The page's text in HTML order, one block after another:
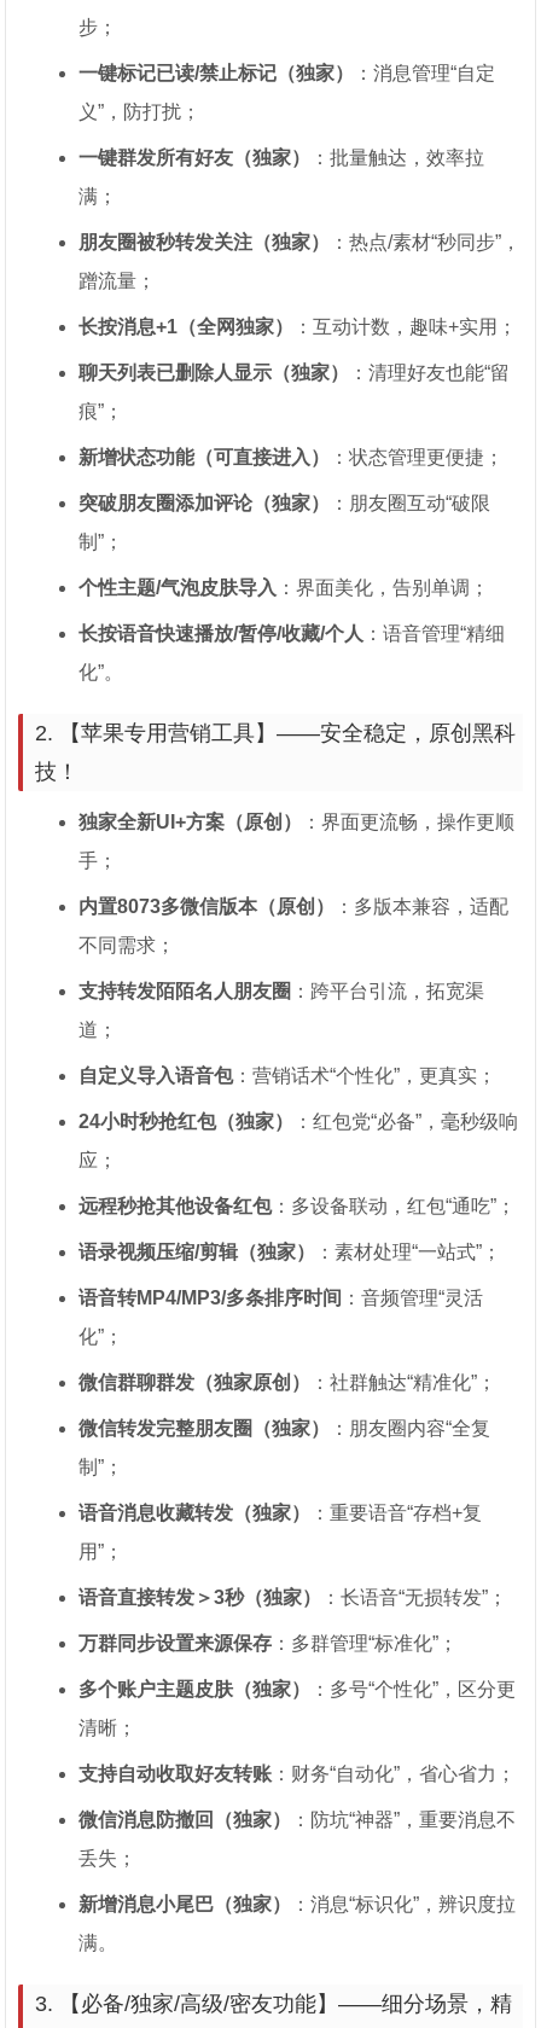
步；
一键标记已读/禁止标记（独家）
：消息管理“自定
义”，防打扰；
一键群发所有好友（独家）
：批量触达，效率拉
满；
朋友圈被秒转发关注（独家）
：热点/素材“秒同步”，
蹭流量；
长按消息+1（全网独家） ：互动计数，趣味+实用；
聊天列表已删除人显示（独家）
：清理好友也能“留
痕”；
新增状态功能（可直接进入） ：状态管理更便捷；
突破朋友圈添加评论（独家）
：朋友圈互动“破限
制”；
个性主题/气泡皮肤导入 ：界面美化，告别单调；
长按语音快速播放/暂停/收藏/个人 ：语音管理“精细
化”。
2. 【苹果专用营销工具】——安全稳定，原创黑科
技！
独家全新UI+方案（原创）
：界面更流畅，操作更顺
手；
内置8073多微信版本（原创）
：多版本兼容，适配
不同需求；
支持转发陌陌名人朋友圈 ：跨平台引流，拓宽渠
道；
自定义导入语音包：营销话术“个性化”，更真实；
24小时秒抢红包（独家）
：红包党“必备”，毫秒级响
应；
远程秒抢其他设备红包：多设备联动，红包“通吃”；
语录视频压缩/剪辑（独家） ：素材处理“一站式”；
语音转MP4/MP3/多条排序时间 ：音频管理“灵活
化”；
微信群聊群发（独家原创） ：社群触达“精准化”；
微信转发完整朋友圈（独家）
：朋友圈内容“全复
制”；
语音消息收藏转发（独家）
：重要语音“存档+复
用”；
语音直接转发＞3秒（独家） ：长语音“无损转发”；
万群同步设置来源保存 ：多群管理“标准化”；
多个账户主题皮肤（独家）
：多号“个性化”，区分更
清晰；
支持自动收取好友转账 ：财务“自动化”，省心省力；
微信消息防撤回（独家）
：防坑“神器”，重要消息不
丢失；
新增消息小尾巴（独家）
：消息“标识化”，辨识度拉
满。
3. 【必备/独家/高级/密友功能】——细分场景，精